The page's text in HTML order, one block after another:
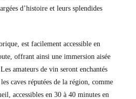
d’histoire et leurs splendides
est facilement accessible en
offrant ainsi une immersion aisée
amateurs de vin seront enchantés
caves réputées de la région, comme
accessibles en 30 à 40 minutes en